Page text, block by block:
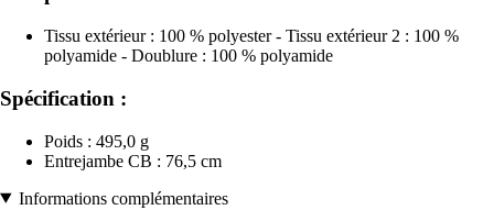
Tissu extérieur : 100 % polyester - Tissu extérieur 2 : 100 %
polyamide - Doublure : 100 % polyamide
Spécification :
Poids : 495,0 g
Entrejambe CB : 76,5 cm
Informations complémentaires